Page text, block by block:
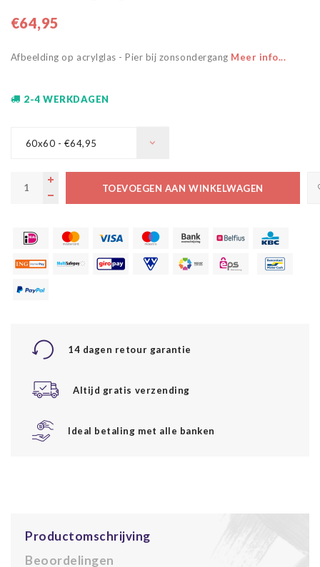
€64,95
Afbeelding op acrylglas - Pier bij zonsondergang Meer info...
2-4 WERKDAGEN
60x60 - €64,95
TOEVOEGEN AAN WINKELWAGEN
14 dagen retour garantie
Altijd gratis verzending
Ideal betaling met alle banken
Productomschrijving
Beoordelingen